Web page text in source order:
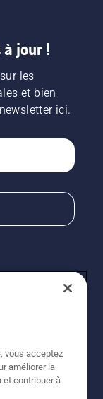
à jour !
les
et bien
ici.
Les prix
Schweiz AG
TVA 8,1 % et
vous acceptez
améliorer la
et contribuer à